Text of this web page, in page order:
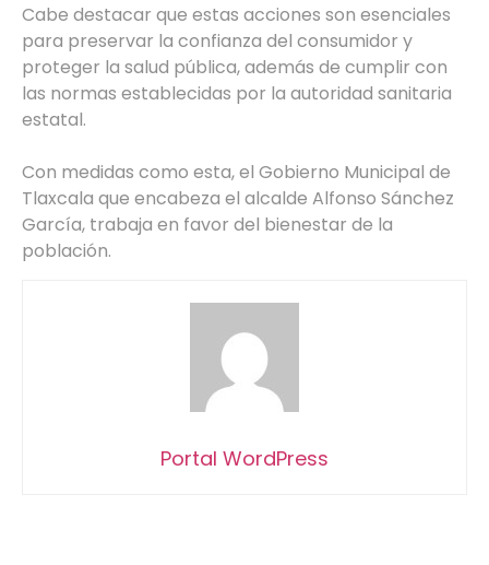
Cabe destacar que estas acciones son esenciales
para preservar la confianza del consumidor y
proteger la salud pública, además de cumplir con
las normas establecidas por la autoridad sanitaria
estatal.
Con medidas como esta, el Gobierno Municipal de
Tlaxcala que encabeza el alcalde Alfonso Sánchez
García, trabaja en favor del bienestar de la
población.
Portal WordPress